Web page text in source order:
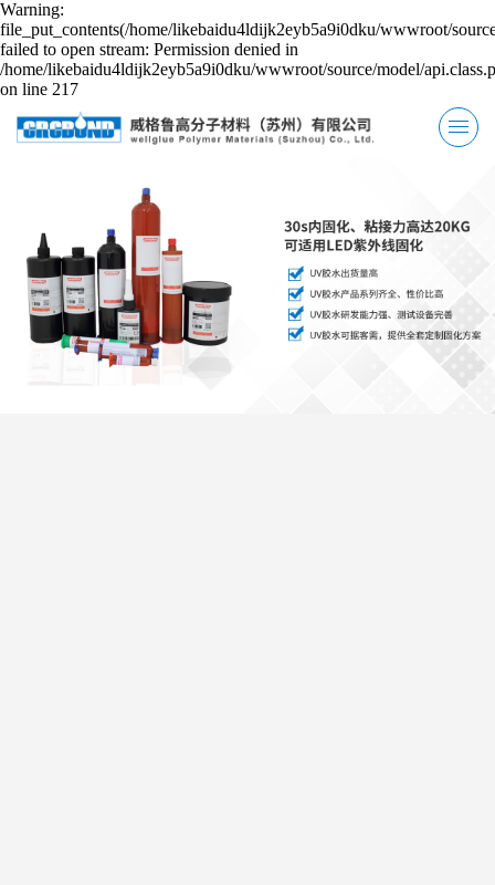
Warning:
file_put_contents(/home/likebaidu4ldijk2eyb5a9i0dku/wwwroot/
failed to open stream: Permission denied in
/home/likebaidu4ldijk2eyb5a9i0dku/wwwroot/source/model/
on line 217